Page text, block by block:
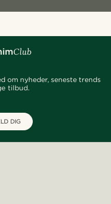
om nyheder, seneste trends
tilbud.
DIG